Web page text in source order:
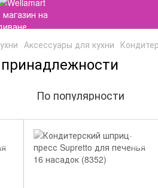
Аксессуары для кухни
По популярности